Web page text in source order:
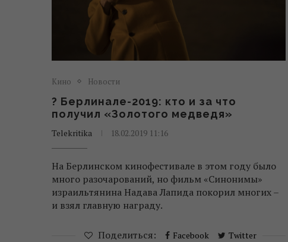
Кино Новости
? Берлинале-2019: кто и за что
получил «Золотого медведя»
Telekritika 18.02.2019 11:16
На Берлинском кинофестивале в этом году было
много разочарований, но фильм «Синонимы»
израильтянина Надава Лапида покорил многих –
и взял главную награду.
Поделиться: Facebook Twitter